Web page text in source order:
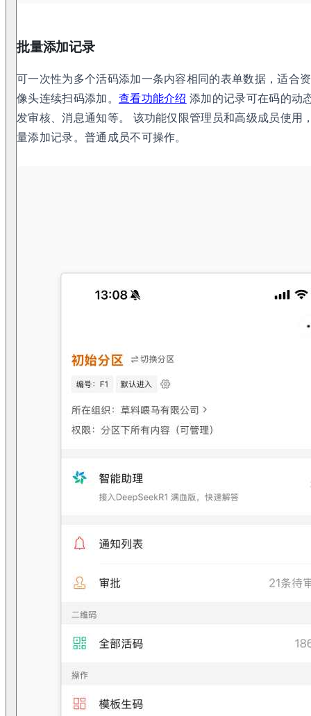
批量添加记录
可一次性为多个活码添加一条内容相同的表单数据，适合
像头连续扫码添加。 查看功能介绍 添加的记录可在码的动
发审核、消息通知等。 该功能仅限管理员和高级成员使用
量添加记录。普通成员不可操作。